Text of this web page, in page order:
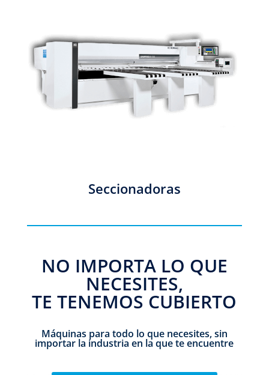
Seccionadoras
NO IMPORTA LO QUE
NECESITES,
TE TENEMOS CUBIERTO
Máquinas para todo lo que necesites, sin
importar la industria en la que te encuentre